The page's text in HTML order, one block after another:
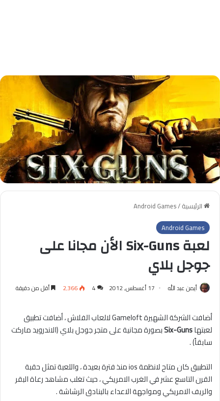
الرئيسية/
Android Games
Android Games
لعبة Six-Guns الأن مجانا على
جوجل بلاي
أيمن عبد الله 17 أغسطس, 2012 4 2٬366 أقل من دقيقة
أضافت الشركة الشهيرة Gameloft لالعاب الفلاش ، أضافت تطبيق
لعبتهاSix-Gunsبصورة مجانية على متجر جوجل بلاي (الاندرويد ماركت
سابقاً) .
التطبيق كان متاح لانظمة ios منذ فترة بعيدة ، واللعبة تمثل حقبة
القرن التاسع عشر في الغرب الامريكي ، حيث تغلب مشاهد رعاة البقر
والريف الامريكي ومواجهة الاعداء بالبنادق الرشاشة .